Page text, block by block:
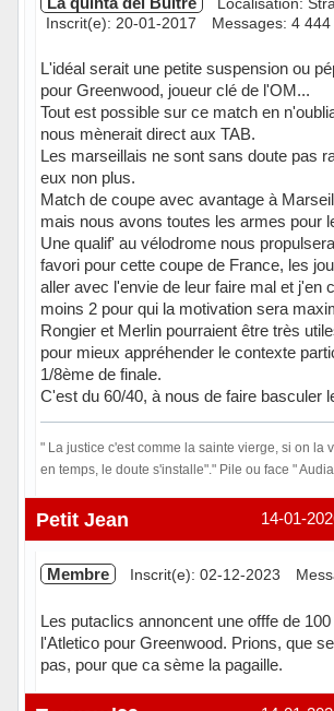
Inscrit(e): 20-01-2017
Messages: 4 444
L'idéal serait une petite suspension ou
pour Greenwood, joueur clé de l'OM...
Tout est possible sur ce match en
nous mènerait direct aux TAB.
Les marseillais ne sont sans doute pas
eux non plus.
Match de coupe avec avantage à
mais nous avons toutes les armes pour
Une qualif' au vélodrome nous
favori pour cette coupe de France, les
aller avec l'envie de leur faire mal et j'en
moins 2 pour qui la motivation sera
Rongier et Merlin pourraient être très
pour mieux appréhender le contexte
1/8ème de finale.
C'est du 60/40, à nous de faire basculer
" La justice c'est comme la sainte vierge, si on la
en temps, le doute s'installe"." Pile ou face "
Hors ligne 14-01-
Petit Jean
Membre Inscrit(e): 02-12-2023
Les putaclics annoncent une offfe de
l'Atletico pour Greenwood. Prions, que
pas, pour que ca sème la pagaille.